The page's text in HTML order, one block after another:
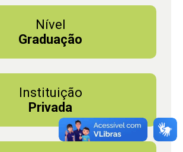
Nível
Graduação
Instituição
Privada